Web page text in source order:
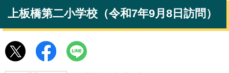
上板橋第二小学校（令和7年9月8日訪問）